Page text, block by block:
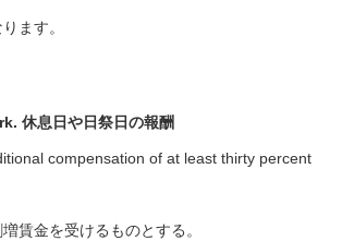
ます。
休息日や日祭日の報酬
compensation of at least thirty percent
賃金を受けるものとする。